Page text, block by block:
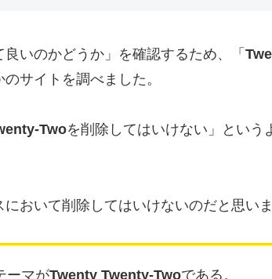
いのかどうか」を確認するため、「
サイトを調べました。
Twoを削除してはいけない」という
おいて削除してはいけないのだと思いま
ーマがTwenty Twenty-Twoである。